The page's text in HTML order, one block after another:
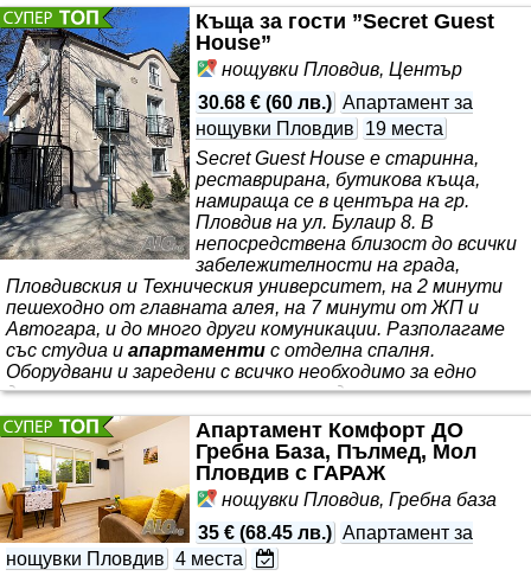
Къща за гости ”Secret Guest
House”
нощувки Пловдив, Център
30.68 € (60 лв.) Апартамент за
нощувки Пловдив
19 места
Secret Guest House е старинна,
реставрирана, бутикова къща,
намираща се в центъра на гр.
Пловдив на ул. Булаир 8. В
непосредствена близост до всички
забележителности на града,
Пловдивския и Техническия университет, на 2 минути
пешеходно от главната алея, на 7 минути от ЖП и
Автогара, и до много други комуникации. Разполагаме
със студиа и апартаменти с отделна спалня.
Оборудвани и заредени с всичко необходимо за едно
домакинство-пералня, сушилня, хладилник, керамичен
котлон, фурна, микровълнова печка, електрическа кана,
ютия и дъска за гладене, суперинверторен климатик,
ANDROID телевизор, бърза
Апартамент Комфорт ДО
Гребна База, Пълмед, Мол
Пловдив с ГАРАЖ
нощувки Пловдив, Гребна база
35 € (68.45 лв.) Апартамент за
нощувки Пловдив 4 места